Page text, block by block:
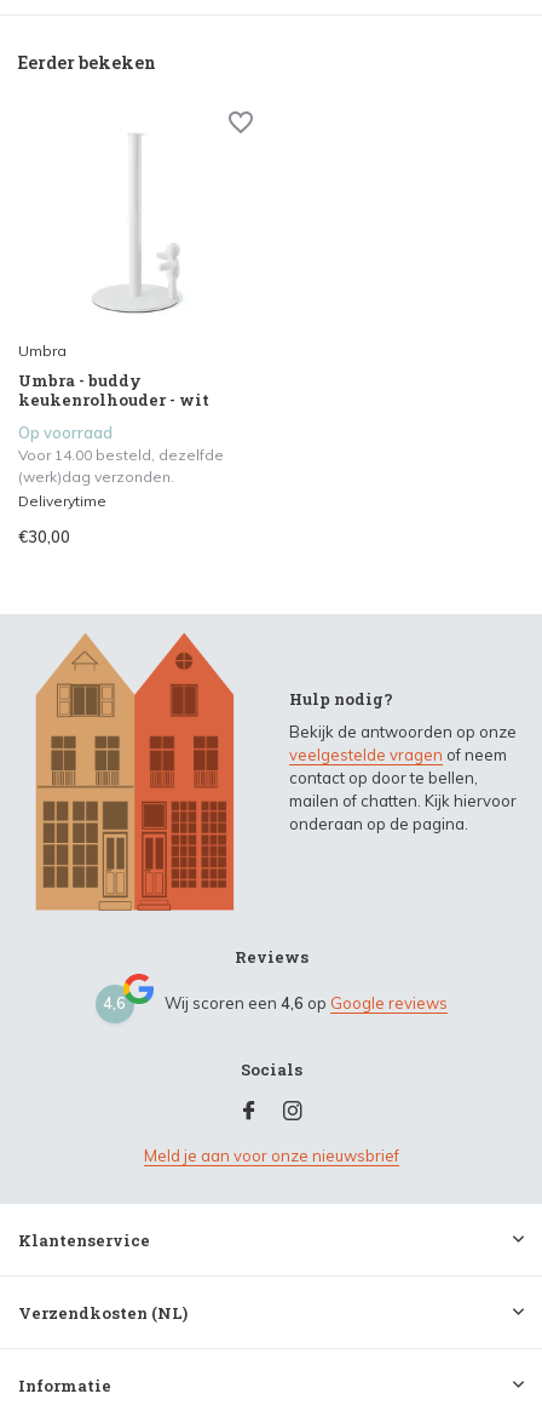
Eerder bekeken
Umbra
Umbra - buddy
keukenrolhouder - wit
Op voorraad
Voor 14.00 besteld, dezelfde
(werk)dag verzonden.
Deliverytime
€30,00
Hulp nodig?
Bekijk de antwoorden op onze
veelgestelde vragen of neem
contact op door te bellen,
mailen of chatten. Kijk hiervoor
onderaan op de pagina.
Reviews
4,6 Wij scoren een 4,6 op Google reviews
Socials
Meld je aan voor onze nieuwsbrief
Klantenservice
Verzendkosten (NL)
Informatie